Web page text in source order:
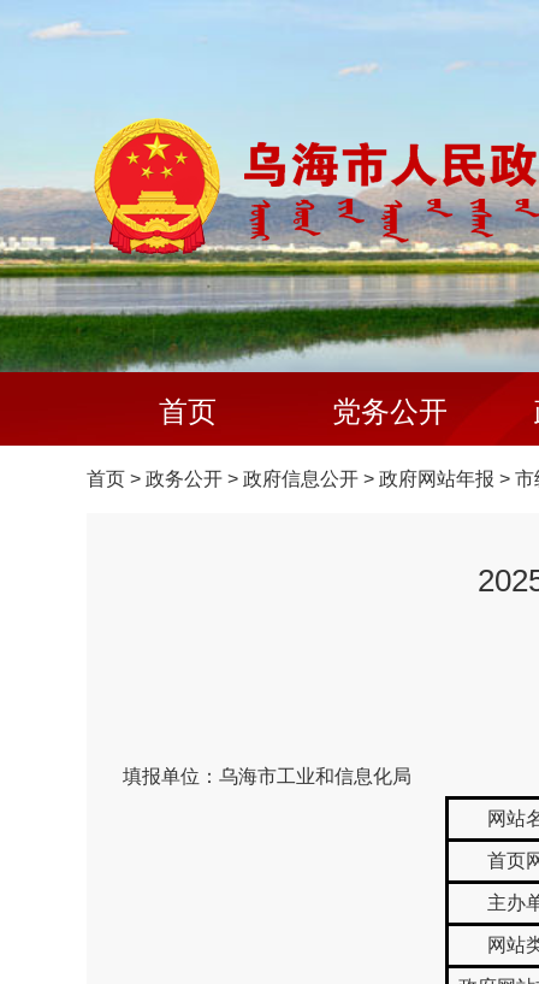
首页 党务公开
首页 > 政务公开 > 政府信息公开 > 政府网站年报 > 市
填报单位：乌海市工业和信息化局
网站
首页
主办
网站